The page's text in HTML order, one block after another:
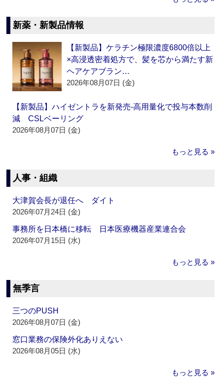
新薬・新製品情報
【新製品】ケラチン極限濃度6800倍以上
×高浸透密着処方で、髪を芯から満たす新
ヘアケアブラン…
2026年08月07日 (金)
【新製品】ハイゼントラを新発売‐高用量化で投与本数削
減 CSLベーリング
2026年08月07日 (金)
もっと見る »
人事・組織
大津賀会長が退任へ ダイト
2026年07月24日 (金)
事務所を日本橋に移転 日本医療機器産業連合会
2026年07月15日 (水)
もっと見る »
無季言
三つのPUSH
2026年08月07日 (金)
窓口業務の保険外化ありえない
2026年08月05日 (水)
もっと見る »